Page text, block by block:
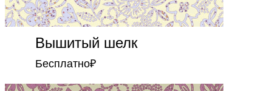
Вышитый шелк
Бесплатно₽